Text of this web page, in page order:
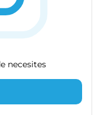
necesites